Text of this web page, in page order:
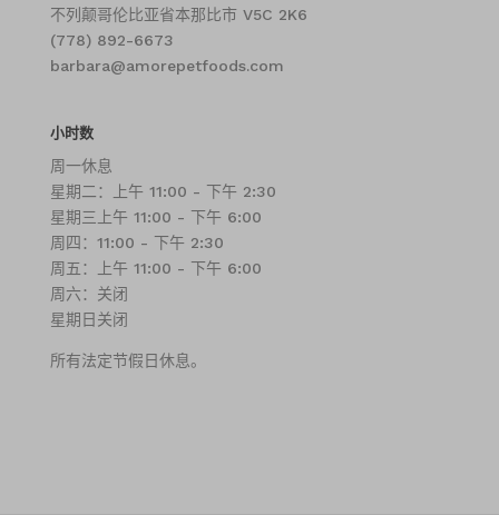
不列颠哥伦比亚省本那比市 V5C 2K6
(778) 892-6673
barbara@amorepetfoods.com
小时数
周一休息
星期二：上午 11:00 - 下午 2:30
星期三上午 11:00 - 下午 6:00
周四：11:00 - 下午 2:30
周五：上午 11:00 - 下午 6:00
周六：关闭
星期日关闭
所有法定节假日休息。